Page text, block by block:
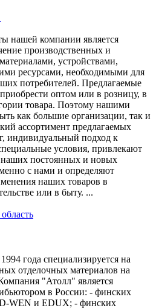
нашей компании является
производственных и
устройствами,
ресурсами, необходимыми для
потребителей. Предлагаемые
оптом или в розницу, в
товара. Поэтому нашими
как большие организации, так и
ассортимент предлагаемых
индивидуальный подход к
условия, привлекают
наших постоянных и новых
с нами и определяют
наших товаров в
или в быту. ...
года специализируется на
отделочных материалов на
"Атолл" является
в России: - финских
WEN и EDUX; - финских